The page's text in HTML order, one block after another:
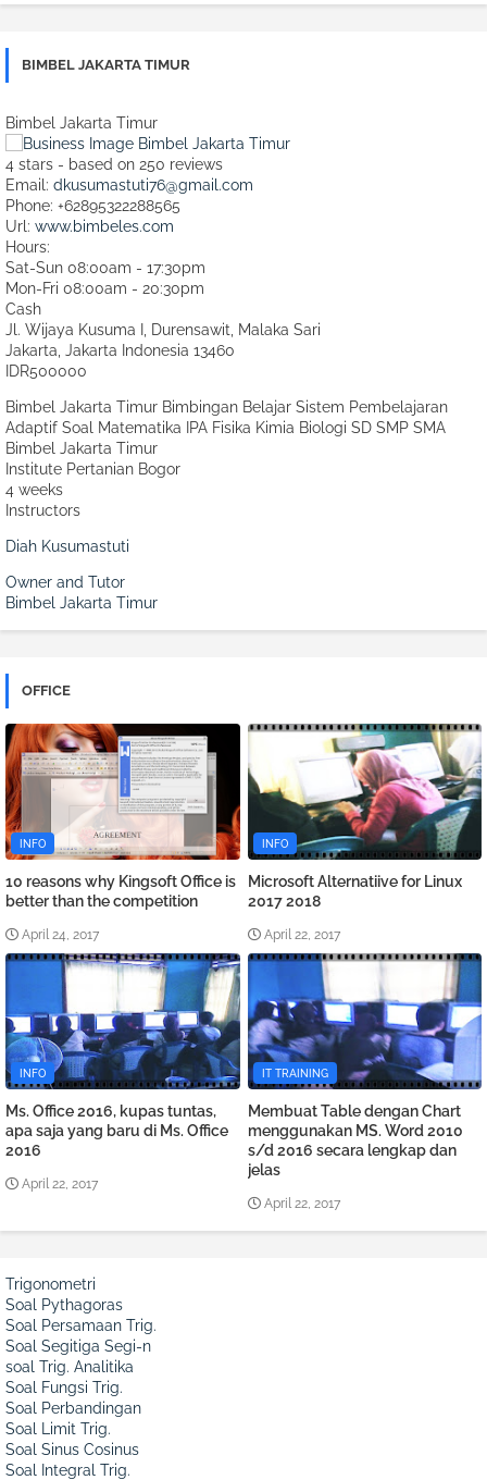
BIMBEL JAKARTA TIMUR
Bimbel Jakarta Timur
4 stars - based on 250 reviews
Email: dkusumastuti76@gmail.com
Phone: +62895322288565
Url: www.bimbeles.com
Hours:
Sat-Sun 08:00am - 17:30pm
Mon-Fri 08:00am - 20:30pm
Cash
Jl. Wijaya Kusuma I, Durensawit, Malaka Sari
Jakarta Jakarta Indonesia 13460
IDR500000
Bimbel Jakarta Timur Bimbingan Belajar Sistem Pembelajaran
Adaptif Soal Matematika IPA Fisika Kimia Biologi SD SMP SMA
Bimbel Jakarta Timur
Institute Pertanian Bogor
4 weeks
Instructors
Diah Kusumastuti
Owner and Tutor
Bimbel Jakarta Timur
OFFICE
INFO
10 reasons why Kingsoft Office is
better than the competition
April 24, 2017
INFO
Microsoft Alternatiive for Linux
2017 2018
April 22, 2017
INFO
Ms. Office 2016, kupas tuntas,
apa saja yang baru di Ms. Office
2016
April 22, 2017
IT TRAINING
Membuat Table dengan Chart
menggunakan MS. Word 2010
s/d 2016 secara lengkap dan
jelas
April 22, 2017
Trigonometri
Soal Pythagoras
Soal Persamaan Trig.
Soal Segitiga Segi-n
soal Trig. Analitika
Soal Fungsi Trig.
Soal Perbandingan
Soal Limit Trig.
Soal Sinus Cosinus
Soal Integral Trig.